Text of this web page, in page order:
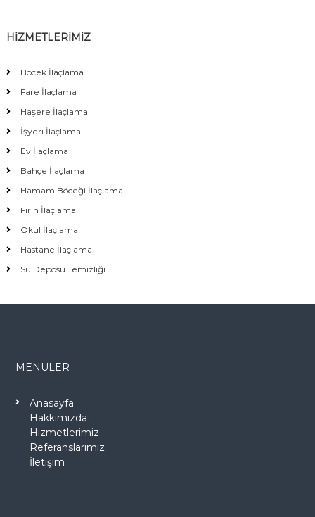
HİZMETLERİMİZ
Böcek İlaçlama
Fare İlaçlama
Haşere İlaçlama
İşyeri İlaçlama
Ev İlaçlama
Bahçe İlaçlama
Hamam Böceği İlaçlama
Fırın İlaçlama
Okul İlaçlama
Hastane İlaçlama
Su Deposu Temizliği
MENÜLER
Anasayfa
Hakkımızda
Hizmetlerimiz
Referanslarımız
İletişim